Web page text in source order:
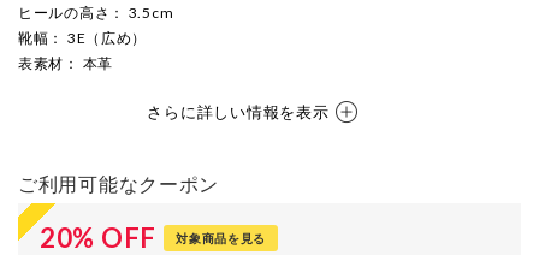
ヒールの高さ ： 3.5cm
靴幅 ： 3E（広め）
表素材 ： 本革
さらに詳しい情報を表示
ご利用可能なクーポン
20% OFF 対象商品を見る